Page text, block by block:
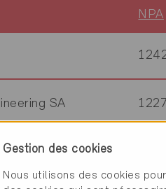
NPA
SA 1227
Gestion des cookies
Nous utilisons des cookies